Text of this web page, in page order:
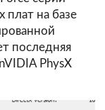
плат на базе
последняя
PhysX